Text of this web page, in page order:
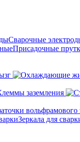
Сварочные
Присадочные
заземления
вольфрамового
Зеркала для